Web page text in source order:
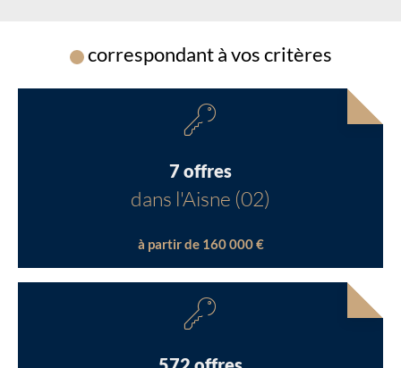
Chargement...
correspondant à vos critères
7 offres
dans l'Aisne (02)
à partir de 160 000 €